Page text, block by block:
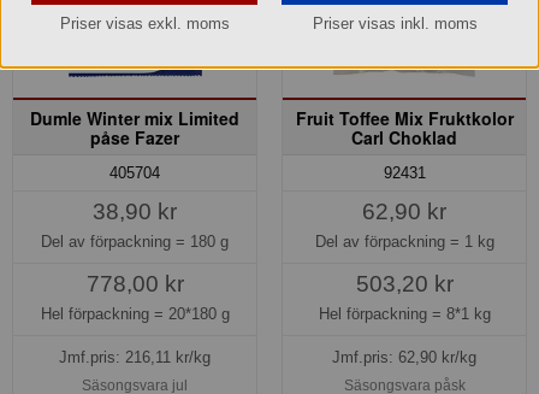
Dumle Winter mix Limited
påse Fazer
405704
38,90 kr
Del av förpackning = 180 g
778,00 kr
Hel förpackning = 20*180 g
Jmf.pris: 216,11 kr/kg
Säsongsvara jul
Fruit Toffee Mix Fruktkolor
Carl Choklad
92431
62,90 kr
Del av förpackning = 1 kg
503,20 kr
Hel förpackning = 8*1 kg
Jmf.pris: 62,90 kr/kg
Säsongsvara påsk
Priser visas exkl. moms Priser visas inkl. moms